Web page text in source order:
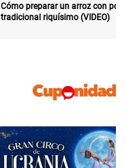
Cómo preparar un arroz con pollo
tradicional riquísimo (VIDEO)